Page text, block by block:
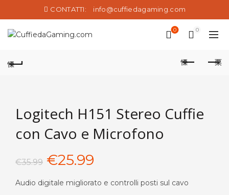
CONTATTI: info@cuffiedagaming.com
0 0
Logitech H151 Stereo Cuffie
con Cavo e Microfono
€35.99 Il
prezzo
€25.99
prezzo
Audio digitale migliorato e controlli posti sul cavo